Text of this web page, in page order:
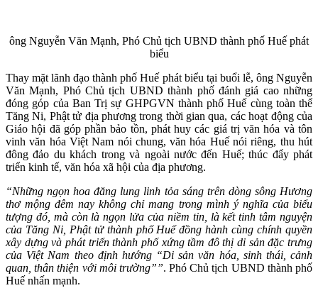
ông Nguyễn Văn Mạnh, Phó Chủ tịch UBND thành phố Huế phát
biểu
Thay mặt lãnh đạo thành phố Huế phát biểu tại buổi lễ, ông Nguyễn
Văn Mạnh, Phó Chủ tịch UBND thành phố đánh giá cao những
đóng góp của Ban Trị sự GHPGVN thành phố Huế cùng toàn thể
Tăng Ni, Phật tử địa phương trong thời gian qua, các hoạt động của
Giáo hội đã góp phần bảo tồn, phát huy các giá trị văn hóa và tôn
vinh văn hóa Việt Nam nói chung, văn hóa Huế nói riêng, thu hút
đông đảo du khách trong và ngoài nước đến Huế; thúc đẩy phát
triển kinh tế, văn hóa xã hội của địa phương.
“Những ngọn hoa đăng lung linh tỏa sáng trên dòng sông Hương
thơ mộng đêm nay không chỉ mang trong mình ý nghĩa của biểu
tượng đó, mà còn là ngọn lửa của niềm tin, là kết tinh tâm nguyện
của Tăng Ni, Phật tử thành phố Huế đồng hành cùng chính quyền
xây dựng và phát triển thành phố xứng tầm đô thị di sản đặc trưng
của Việt Nam theo định hướng “Di sản văn hóa, sinh thái, cảnh
quan, thân thiện với môi trường””. Phó Chủ tịch UBND thành phố
Huế nhấn mạnh.